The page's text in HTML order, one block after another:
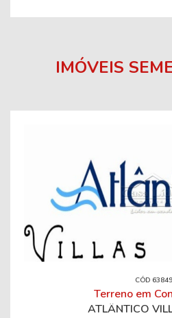
IMÓVEIS
CÓD 63849
Terreno em
ATLÂNTICO